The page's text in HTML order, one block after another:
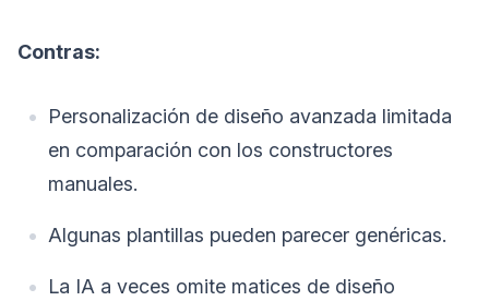
Contras:
Personalización de diseño avanzada limitada
en comparación con los constructores
manuales.
Algunas plantillas pueden parecer genéricas.
La IA a veces omite matices de diseño